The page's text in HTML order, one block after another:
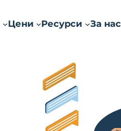
Цени Ресурси За нас